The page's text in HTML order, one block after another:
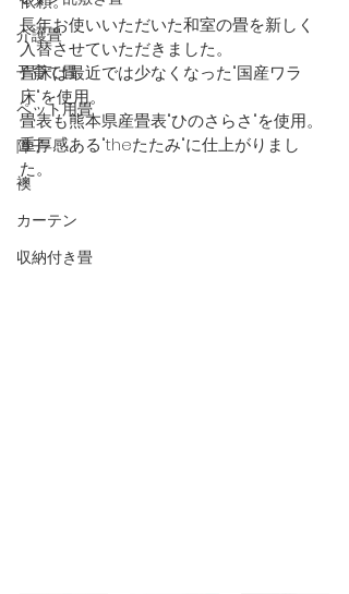
介護畳
子育て畳
ペット用畳
障子
襖
カーテン
収納付き畳
長年お使いいただいた和室の畳を新しく
入替させていただきました。
畳床は最近では少なくなった"国産ワラ
床"を使用。
畳表も熊本県産畳表"ひのさらさ"を使用。
重厚感ある"theたたみ"に仕上がりまし
た。